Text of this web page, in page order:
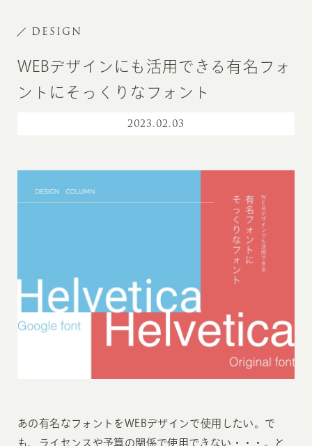
DESIGN
WEBデザインにも活用できる有名フォ
ントにそっくりなフォント
2023.02.03
あの有名なフォントをWEBデザインで使用したい。で
も、ライセンスや予算の関係で使用できない・・・。と